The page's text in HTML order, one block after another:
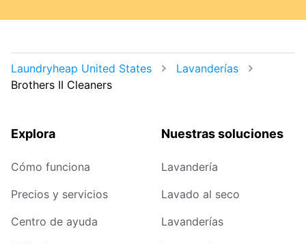
Laundryheap United States
Lavanderías
Brothers II Cleaners
Explora
Cómo funciona
Precios y servicios
Centro de ayuda
Nuestras soluciones
Lavandería
Lavado al seco
Lavanderías